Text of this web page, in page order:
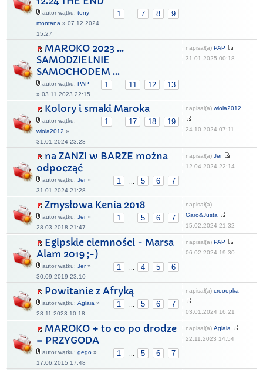
1 7 8 9
autor wątku: tony
montana » 07.12.2024
15:27
MAROKO 2023 ...
SAMODZIELNIE
SAMOCHODEM ...
1 11 12 13
autor wątku: PAP
» 03.11.2023 22:15
napisał(a) PAP
31.01.2025 00:18
Kolory i smaki Maroka
1 17 18 19
autor wątku:
wiola2012 »
31.01.2024 23:28
napisał(a) wiola2012
24.10.2024 07:11
na ZANZI w BARZE można
odpocząć
1 5 6 7
autor wątku: Jer»
31.01.2024 21:28
napisał(a) Jer
12.04.2024 22:14
Zmysłowa Kenia 2018
1 5 6 7
autor wątku: Jer»
28.03.2018 21:47
napisał(a)
Garo&Justa
15.02.2024 21:32
Egipskie ciemności - Marsa
Alam 2019 ;-)
1 4 5 6
autor wątku: Jer»
30.09.2019 23:10
napisał(a) PAP
06.02.2024 19:30
Powitanie z Afryką
1 5 6 7
autor wątku: Aglaia »
28.11.2023 10:18
napisał(a) crooopka
03.01.2024 16:21
MAROKO + to co po drodze
= PRZYGODA
1 5 6 7
autor wątku: gego »
17.06.2015 17:48
napisał(a) Aglaia
22.11.2023 14:54